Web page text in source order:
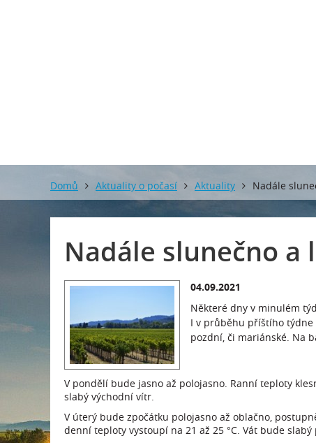
Domů Aktuality o počasí Aktuality Nadále
Nadále slunečno
04.09.2021
Některé dny v minulém
I v průběhu příštího týdne
pozdní, či mariánské. Na
V pondělí bude jasno až polojasno. Ranní teploty
slabý východní vítr.
V úterý bude zpočátku polojasno až oblačno,
denní teploty vystoupí na 21 až 25 °C. Vát bude